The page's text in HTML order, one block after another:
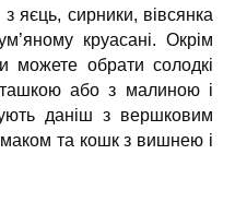
з яєць, сирники, вівсянка
круасані. Окрім
можете обрати солодкі
або з малиною і
даніш з вершковим
та кошк з вишнею і